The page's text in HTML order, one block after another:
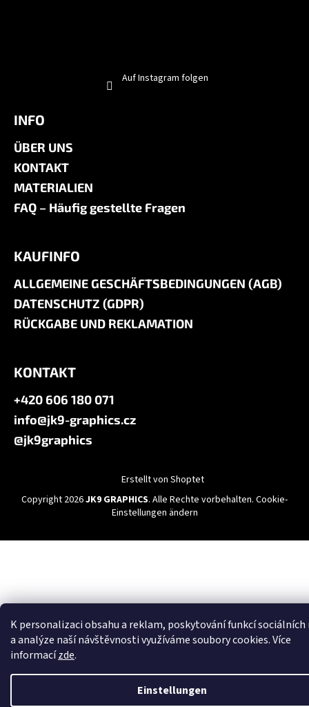
K personalizaci obsahu a reklam, poskytování funkcí sociálních
a analýze naší návštěvnosti využíváme soubory cookies. Více
informacízde.
Einstellungen
Auf Instagram folgen
INFO
ÜBER UNS
KONTAKT
MATERIALIEN
FAQ – Häufig gestellte Fragen
KAUFINFO
ALLGEMEINE GESCHÄFTSBEDINGUNGEN (AGB)
DATENSCHUTZ (GDPR)
RÜCKGABE UND REKLAMATION
KONTAKT
+420 606 180 071
info@jk9-graphics.cz
@jk9graphics
Erstellt von Shoptet
Copyright 2026JK9 GRAPHICS. Alle Rechte vorbehalten. Cookie-
Einstellungen ändern